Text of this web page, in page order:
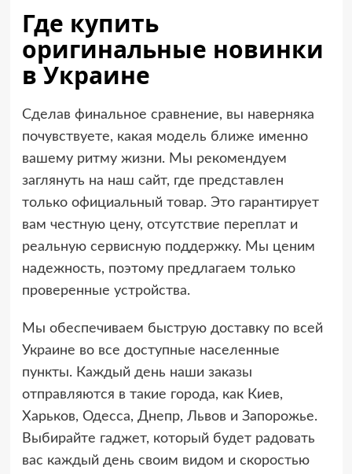
Где купить
оригинальные новинки
в Украине
Сделав финальное сравнение, вы наверняка
почувствуете, какая модель ближе именно
вашему ритму жизни. Мы рекомендуем
заглянуть на наш сайт, где представлен
только официальный товар. Это гарантирует
вам честную цену, отсутствие переплат и
реальную сервисную поддержку. Мы ценим
надежность, поэтому предлагаем только
проверенные устройства.
Мы обеспечиваем быструю доставку по всей
Украине во все доступные населенные
пункты. Каждый день наши заказы
отправляются в такие города, как Киев,
Харьков, Одесса, Днепр, Львов и Запорожье.
Выбирайте гаджет, который будет радовать
вас каждый день своим видом и скоростью